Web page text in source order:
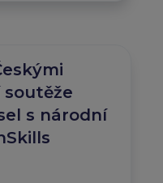
s národní